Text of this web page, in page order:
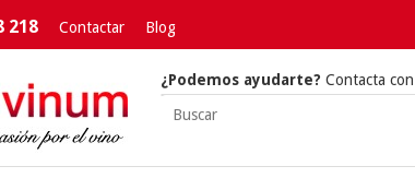
218 Contactar Blog
¿Podemos ayudarte? Contacta